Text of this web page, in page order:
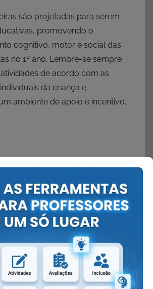
são projetadas para serem
promovendo o
cognitivo, motor e social das
no 1º ano. Lembre-se sempre
de acordo com as
da criança e
ambiente de apoio e incentivo.